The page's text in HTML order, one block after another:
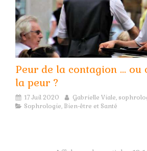
Peur de la contagion ... ou
la peur ?
17 Juil 2020
Gabrielle Viale,
Sophrologie, Bien-être et Santé